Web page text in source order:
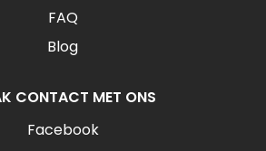
FAQ
Blog
CONTACT MET ONS
Facebook